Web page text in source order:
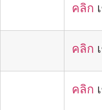
คลิก
คลิก
คลิก